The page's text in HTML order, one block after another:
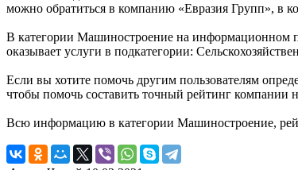
можно обратиться в компанию «Евразия Групп», в
В категории Машиностроение на информационном
оказывает услуги в подкатегории:
Если вы хотите помочь другим пользователям
чтобы помочь составить точный рейтинг компании
Всю информацию в категории Машиностроение,